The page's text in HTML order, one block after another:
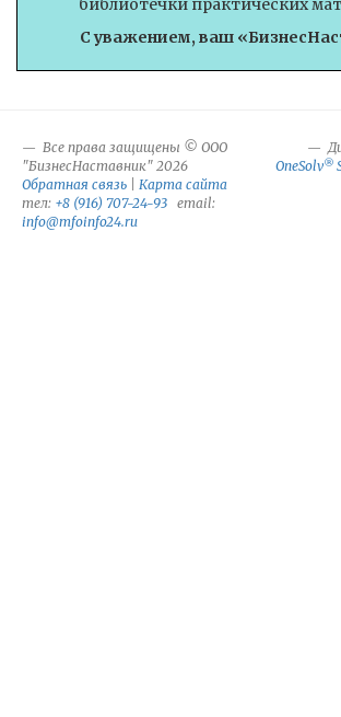
библиотечки практических
С уважением, ваш
Все права защищены © ООО
"БизнесНаставник" 2026
Обратная связь
Карта сайта
тел: +8 (916) 707-24-93 email:
info@mfoinfo24.ru
OneSolv®